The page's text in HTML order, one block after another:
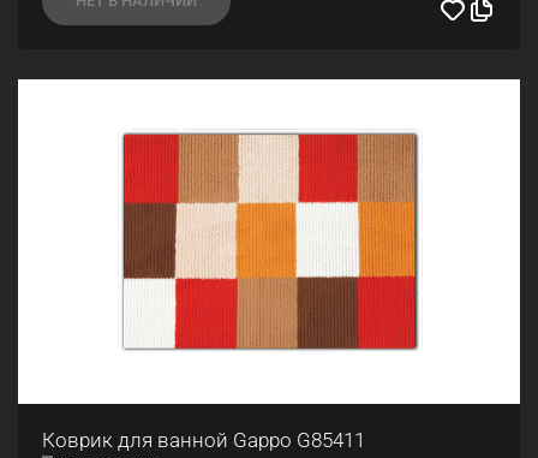
Коврик для ванной Gappo G85411